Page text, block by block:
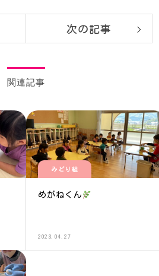
次の記事
関連記事
みどり組
めがねくん
2023.04.27